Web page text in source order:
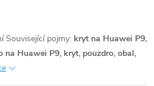
Související pojmy: kryt na Huawei P9,
na Huawei P9, kryt, pouzdro, obal,